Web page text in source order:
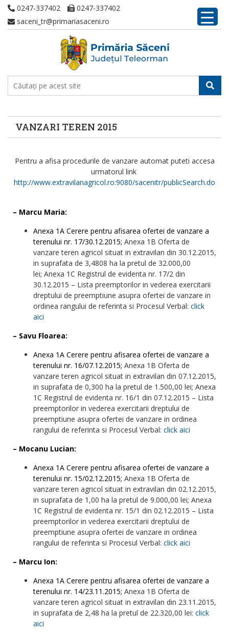
0247-337402
0247-337402
saceni_tr@primariasaceni.ro
VANZARI TEREN 2015
Pentru a afisa procedurile de vanzare automat puteti accesa
urmatorul link
http://www.extravilanagricol.ro:9080/sacenitr/publicSearch.do
– Marcu Maria:
Anexa 1A Cerere pentru afisarea ofertei de vanzare a
terenului nr. 17/30.12.2015; Anexa 1B Oferta de
vanzare teren agricol situat in extravilan din 30.12.2015,
in suprafata de 3,4808 ha la pretul de 32.000,00
lei; Anexa 1C Registrul de evidenta nr. 17/2 din
30.12.2015 – Lista preemptorilor in vederea exercitarii
dreptului de preemptiune asupra ofertei de vanzare in
ordinea rangului de referinta si Procesul Verbal: click
aici
– Savu Floarea:
Anexa 1A Cerere pentru afisarea ofertei de vanzare a
terenului nr. 16/07.12.2015; Anexa 1B Oferta de
vanzare teren agricol situat in extravilan din 07.12.2015,
in suprafata de 0,300 ha la pretul de 1.500,00 lei; Anexa
1C Registrul de evidenta nr. 16/1 din 07.12.2015 – Lista
preemptorilor in vederea exercitarii dreptului de
preemptiune asupra ofertei de vanzare in ordinea
rangului de referinta si Procesul Verbal: click aici
– Mocanu Lucian:
Anexa 1A Cerere pentru afisarea ofertei de vanzare a
terenului nr. 15/02.12.2015; Anexa 1B Oferta de
vanzare teren agricol situat in extravilan din 02.12.2015,
in suprafata de 1,00 ha la pretul de 9.000,00 lei; Anexa
1C Registrul de evidenta nr. 15/1 din 02.12.2015 – Lista
preemptorilor in vederea exercitarii dreptului de
preemptiune asupra ofertei de vanzare in ordinea
rangului de referinta si Procesul Verbal: click aici
– Marcu Ion:
Anexa 1A Cerere pentru afisarea ofertei de vanzare a
terenului nr. 14/23.11.2015; Anexa 1B Oferta de
vanzare teren agricol situat in extravilan din 23.11.2015,
in suprafata de 2,48 ha la pretul de 22.320,00 lei: click
aici